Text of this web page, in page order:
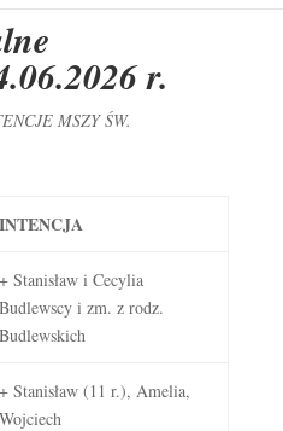
r.
MSZY ŚW.
INTENCJA
+ Stanisław i Cecylia
Budlewscy i zm. z rodz.
Budlewskich
+ Stanisław (11 r.), Amelia,
Wojciech